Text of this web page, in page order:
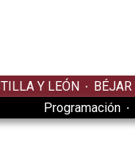
Y LEÓN BÉJAR
Programación